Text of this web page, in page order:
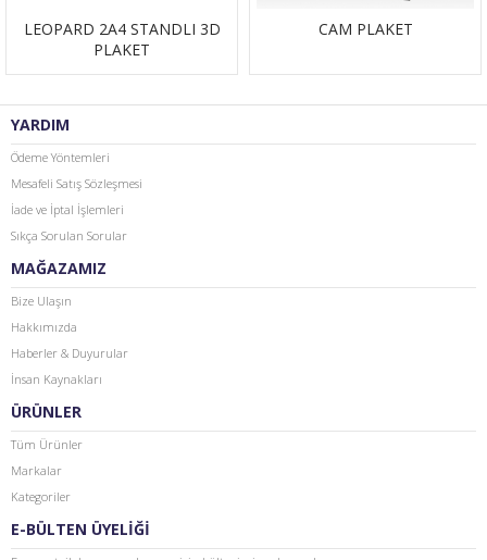
2A4 STANDLI 3D
PLAKET
CAM PLAKET
YARDIM
Ödeme Yöntemleri
Mesafeli Satış Sözleşmesi
İade ve İptal İşlemleri
Sıkça Sorulan Sorular
MAĞAZAMIZ
Bize Ulaşın
Hakkımızda
Haberler & Duyurular
İnsan Kaynakları
ÜRÜNLER
Tüm Ürünler
Markalar
Kategoriler
E-BÜLTEN ÜYELİĞİ